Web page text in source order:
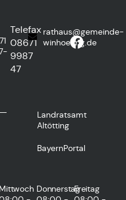
Telefax
08671
9987
47
rathaus@gemeinde-
winhoering.de
Landratsamt
Altötting
BayernPortal
Mittwoch DonnerstagFreitag